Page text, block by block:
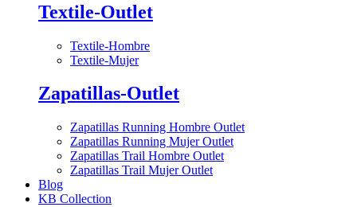
Textile-Outlet
Textile-Hombre
Textile-Mujer
Zapatillas-Outlet
Zapatillas Running Hombre Outlet
Zapatillas Running Mujer Outlet
Zapatillas Trail Hombre Outlet
Zapatillas Trail Mujer Outlet
Blog
KB Collection